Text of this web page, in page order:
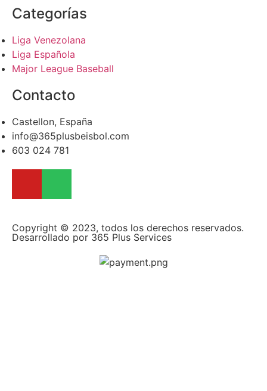
Categorías
Liga Venezolana
Liga Española
Major League Baseball
Contacto
Castellon, España
info@365plusbeisbol.com
603 024 781
Copyright © 2023, todos los derechos reservados.
Desarrollado por 365 Plus Services